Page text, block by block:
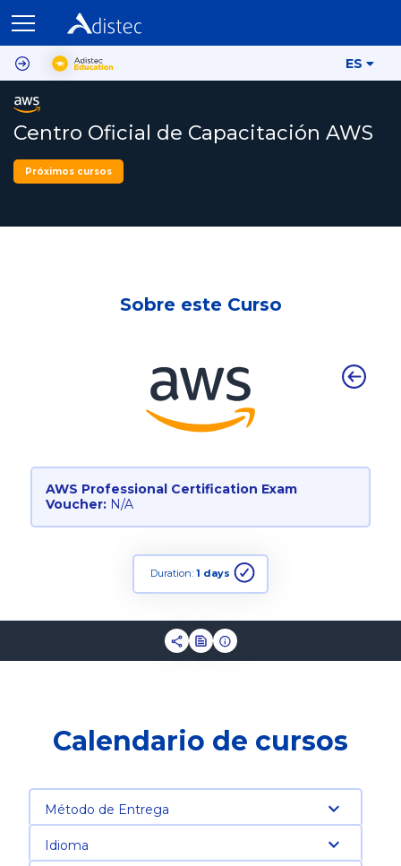
ES
Centro Oficial de Capacitación AWS
Próximos cursos
Sobre este Curso
AWS Professional Certification Exam
Voucher: N/A
Duration: 1 days
Calendario de cursos
Método de Entrega
Idioma